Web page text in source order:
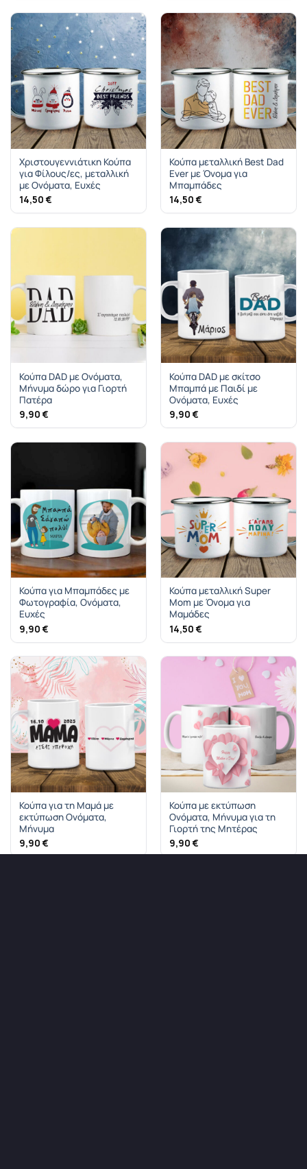
Χριστουγεννιάτικη Κούπα
για Φίλους/ες, μεταλλική
με Ονόματα, Ευχές
14,50 €
Κούπα μεταλλική Best Dad
Ever με Όνομα για
Μπαμπάδες
14,50 €
Κούπα DAD με Ονόματα,
Μήνυμα δώρο για Γιορτή
Πατέρα
9,90 €
Κούπα DAD με σκίτσο
Μπαμπά με Παιδί με
Ονόματα, Ευχές
9,90 €
Κούπα για Μπαμπάδες με
Φωτογραφία, Ονόματα,
Ευχές
9,90 €
Κούπα μεταλλική Super
Mom με Όνομα για
Μαμάδες
14,50 €
Κούπα για τη Μαμά με
εκτύπωση Ονόματα,
Μήνυμα
9,90 €
Κούπα με εκτύπωση
Ονόματα, Μήνυμα για τη
Γιορτή της Μητέρας
9,90 €